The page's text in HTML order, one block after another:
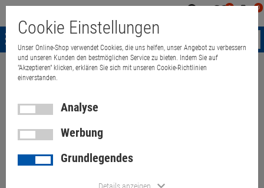
0 0
Menü
Weiter einkaufen
Apple iMac 27" 11,1 Core i5
750 @ 2,66GHz 4GB ohne
HDD/Glas/Grafik B- Ware Late
Cookie Einstellungen
Unser Online-Shop verwendet Cookies, die uns helfen, unser Angebot zu verbessern
und unseren Kunden den bestmöglichen Service zu bieten. Indem Sie auf
"Akzeptieren" klicken, erklären Sie sich mit unseren Cookie-Richtlinien
einverstanden.
Analyse
Werbung
Grundlegendes